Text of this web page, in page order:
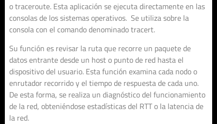
o traceroute. Esta aplicación se ejecuta directamente en las
consolas de los sistemas operativos. Se utiliza sobre la
consola con el comando denominado tracert.
Su función es revisar la ruta que recorre un paquete de
datos entrante desde un host o punto de red hasta el
dispositivo del usuario. Esta función examina cada nodo o
enrutador recorrido y el tiempo de respuesta de cada uno.
De esta forma, se realiza un diagnóstico del funcionamiento
de la red, obteniéndose estadísticas del RTT o la latencia de
la red.